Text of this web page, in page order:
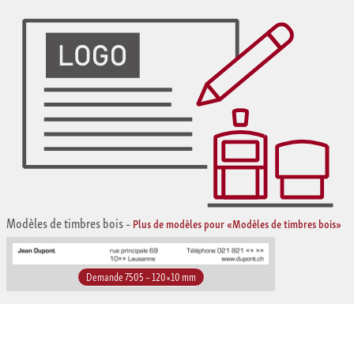
Modèles de timbres bois–Plus de modèles pour «Modèles de timbres bois»
Demande 7505 – 120×10 mm